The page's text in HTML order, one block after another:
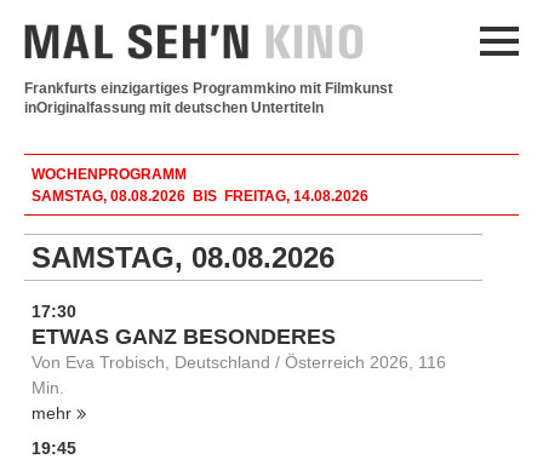
Frankfurts einzigartiges Programmkino mit Filmkunst
inOriginalfassung mit deutschen Untertiteln
WOCHENPROGRAMM
SAMSTAG, 08.08.2026 BIS FREITAG, 14.08.2026
SAMSTAG, 08.08.2026
17:30
ETWAS GANZ BESONDERES
Von Eva Trobisch, Deutschland / Österreich 2026, 116
Min.
mehr
19:45